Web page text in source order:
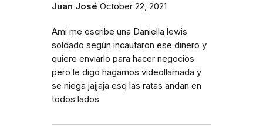
Juan José October 22, 2021
Ami me escribe una Daniella lewis
soldado según incautaron ese dinero y
quiere enviarlo para hacer negocios
pero le digo hagamos videollamada y
se niega jajjaja esq las ratas andan en
todos lados